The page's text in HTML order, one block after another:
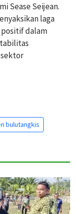
Sease Seijean.
laga
dalam
bulutangkis